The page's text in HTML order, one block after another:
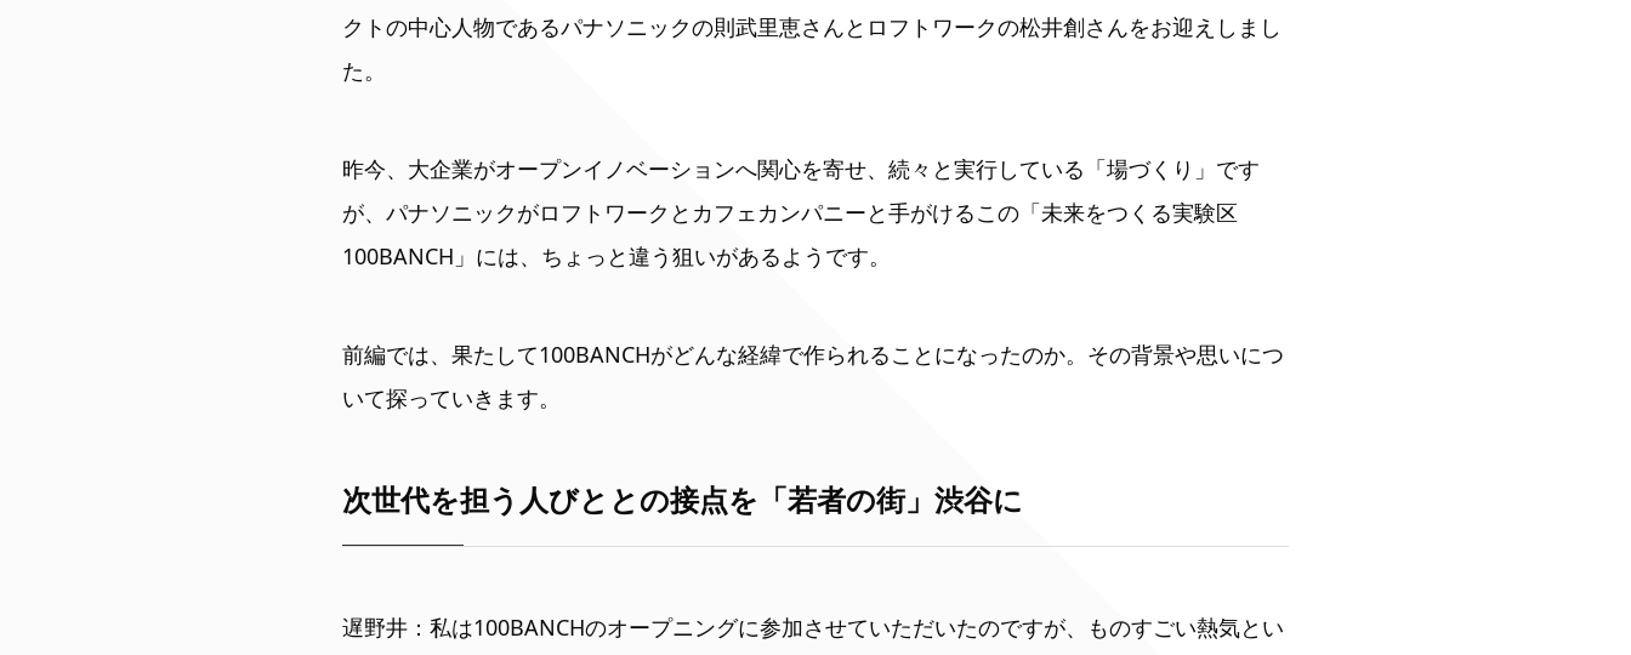
クトの中心人物であるパナソニックの則武里恵さんとロフトワークの松井創さんをお迎えしまし
た。
昨今、大企業がオープンイノベーションへ関心を寄せ、続々と実行している「場づくり」です
が、パナソニックがロフトワークとカフェカンパニーと手がけるこの「未来をつくる実験区
100BANCH」には、ちょっと違う狙いがあるようです。
前編では、果たして100BANCHがどんな経緯で作られることになったのか。その背景や思いにつ
いて探っていきます。
次世代を担う人びととの接点を「若者の街」渋谷に
遅野井：私は100BANCHのオープニングに参加させていただいたのですが、ものすごい熱気とい